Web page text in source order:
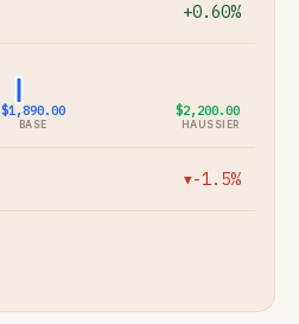
+0.60%
$1,890.00
BASE
$2,200.00
HAUSSIER
▼-1.5%